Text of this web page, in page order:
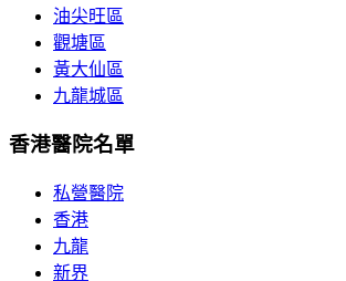
油尖旺區
觀塘區
黃大仙區
九龍城區
香港醫院名單
私營醫院
香港
九龍
新界